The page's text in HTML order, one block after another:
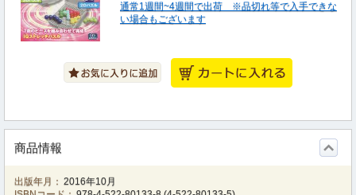
通常1週間~4週間で出荷 ※品切れ等で入手できな
い場合もございます
商品情報
出版年月： 2016年10月